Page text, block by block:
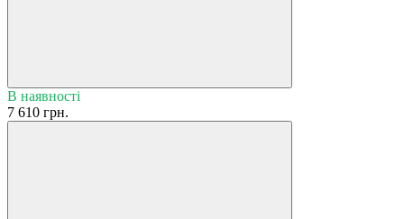
В наявності
7 610 грн.